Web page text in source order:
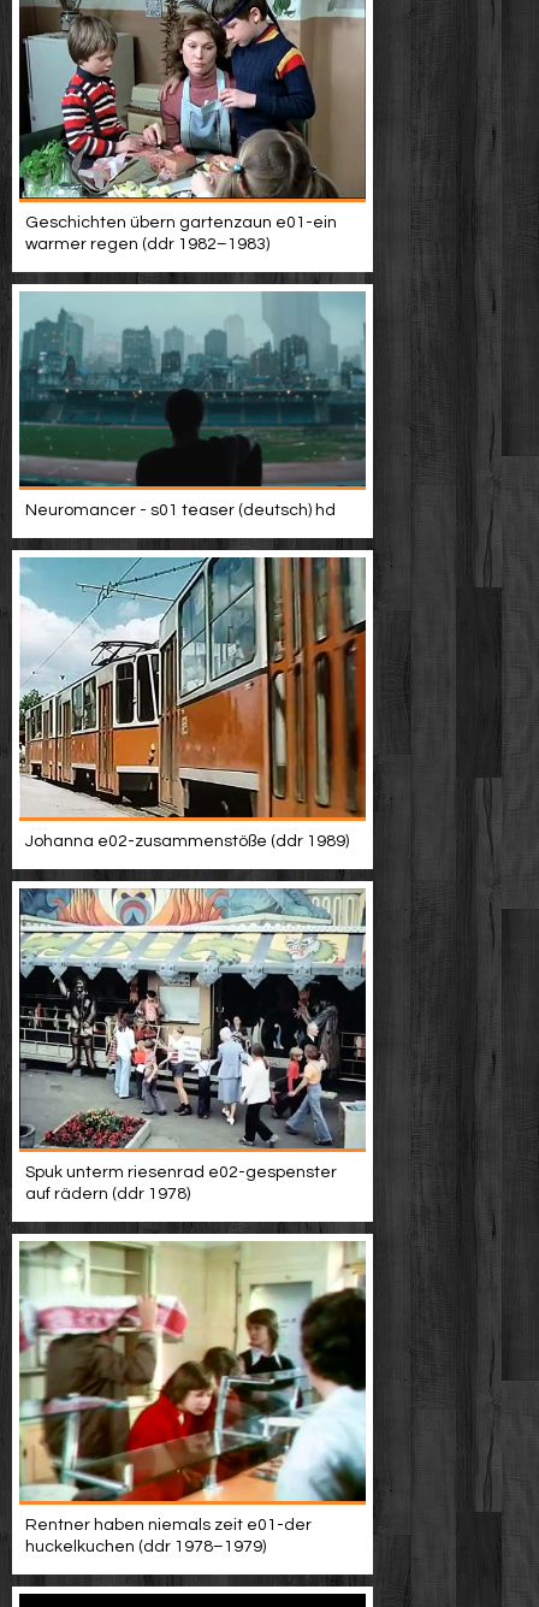
Geschichten übern gartenzaun e01-ein
warmer regen (ddr 1982–1983)
Neuromancer - s01 teaser (deutsch) hd
Johanna e02-zusammenstöße (ddr 1989)
Spuk unterm riesenrad e02-gespenster
auf rädern (ddr 1978)
Rentner haben niemals zeit e01-der
huckelkuchen (ddr 1978–1979)